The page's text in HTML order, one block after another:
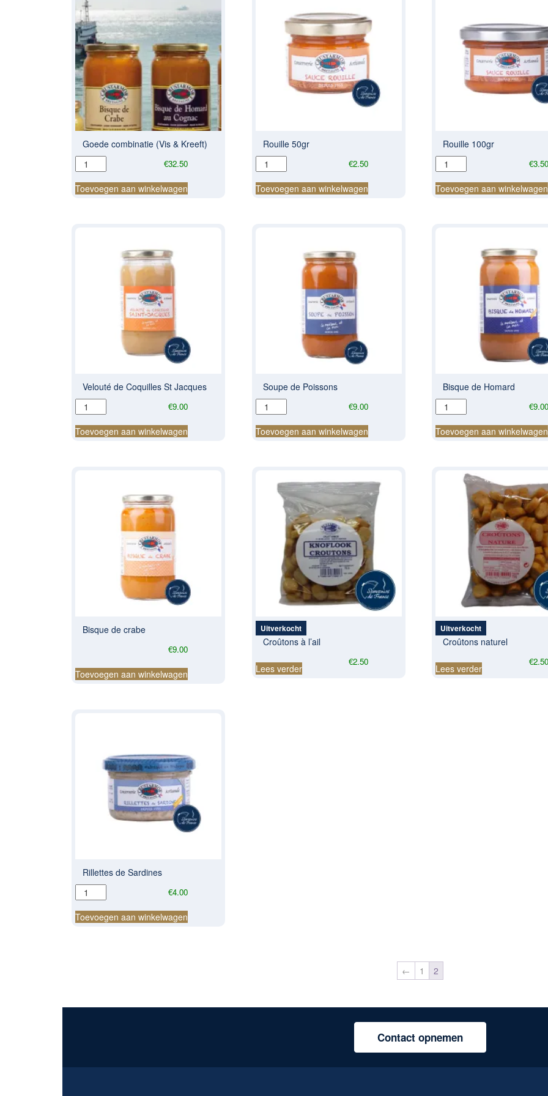
Goede combinatie (Vis & Kreeft)
€32.50
Goede
combinatie
(Vis
&
Toevoegen aan winkelwagen
Rouille 50gr
€2.50
Rouille
50gr
aantal
Toevoegen aan winkelwagen
Rouille 100gr
€3.50
Rouille
100gr
aantal
Toevoegen aan winkelwagen
Velouté de Coquilles St Jacques
€9.00
Velouté
de
Coquilles
St
Toevoegen aan winkelwagen
Soupe de Poissons
€9.00
Soupe
de
Poissons
aantal
Toevoegen aan winkelwagen
Bisque de Homard
€9.00
Bisque
de
Homard
aantal
Toevoegen aan winkelwagen
Bisque de crabe
€9.00
Toevoegen aan winkelwagen
Uitverkocht
Croûtons à l’ail
€2.50
Lees verder
Uitverkocht
Croûtons naturel
€2.50
Lees verder
Rillettes de Sardines
€4.00
Rillettes
de
Sardines
aantal
Toevoegen aan winkelwagen
← 1 2
Contact opnemen